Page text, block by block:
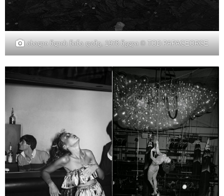
ახალი წლის წინა ღამე, 1978 წელი © TOD PAPAGEORGE